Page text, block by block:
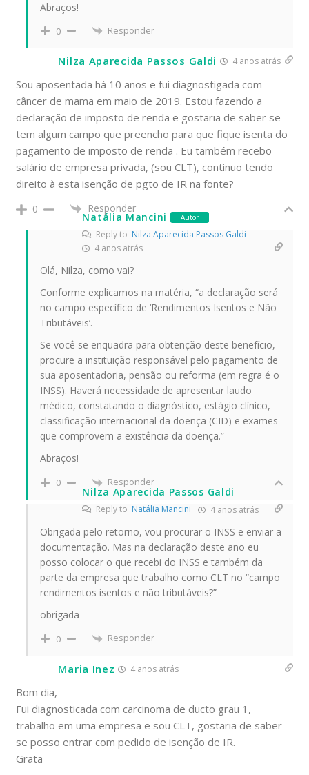
Abraços!
0 Responder
Nilza Aparecida Passos Galdi 4 anos atrás
Sou aposentada há 10 anos e fui diagnostigada com
câncer de mama em maio de 2019. Estou fazendo a
declaração de imposto de renda e gostaria de saber se
tem algum campo que preencho para que fique isenta do
pagamento de imposto de renda . Eu também recebo
salário de empresa privada, (sou CLT), continuo tendo
direito à esta isenção de pgto de IR na fonte?
0 Responder
Natália Mancini Autor
Reply toNilza Aparecida Passos Galdi
4 anos atrás
Olá, Nilza, como vai?
Conforme explicamos na matéria, “a declaração será
no campo específico de ‘Rendimentos Isentos e Não
Tributáveis’.
Se você se enquadra para obtenção deste benefício,
procure a instituição responsável pelo pagamento de
sua aposentadoria, pensão ou reforma (em regra é o
INSS). Haverá necessidade de apresentar laudo
médico, constatando o diagnóstico, estágio clínico,
classificação internacional da doença (CID) e exames
que comprovem a existência da doença.”
Abraços!
0 Responder
Nilza Aparecida Passos Galdi
Reply to Natália Mancini 4 anos atrás
Obrigada pelo retorno, vou procurar o INSS e enviar a
documentação. Mas na declaração deste ano eu
posso colocar o que recebi do INSS e também da
parte da empresa que trabalho como CLT no “campo
rendimentos isentos e não tributáveis?”
obrigada
0 Responder
Maria Inez 4 anos atrás
Bom dia,
Fui diagnosticada com carcinoma de ducto grau 1,
trabalho em uma empresa e sou CLT, gostaria de saber
se posso entrar com pedido de isenção de IR.
Grata